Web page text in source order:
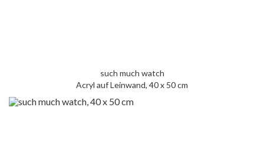
such much watch
Acryl auf Leinwand, 40 x 50 cm